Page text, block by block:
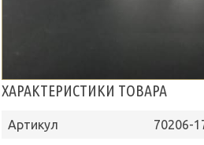
ХАРАКТЕРИСТИКИ ТОВАРА
Артикул
70206-